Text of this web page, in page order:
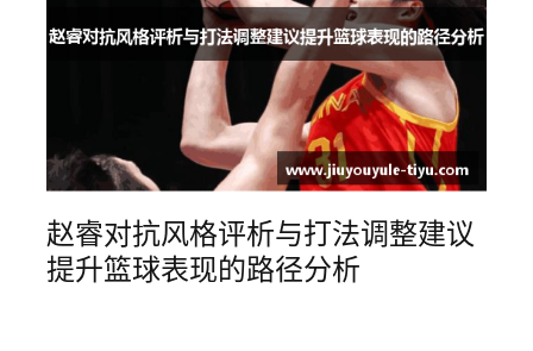
赵睿对抗风格评析与打法调整建议
提升篮球表现的路径分析